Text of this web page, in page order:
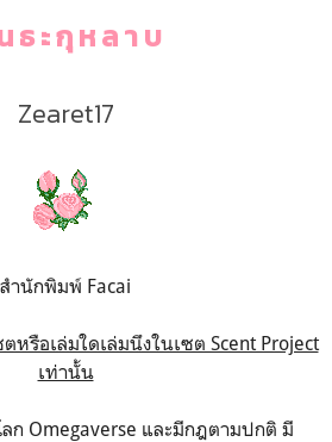
ธ ะ กุ ห ล า บ
Zearet17
สำนักพิมพ์ Facai
หรือเล่มใดเล่มนึงในเซต Scent Project
เท่านั้น
ลก Omegaverse และมีกฎตามปกติ มี